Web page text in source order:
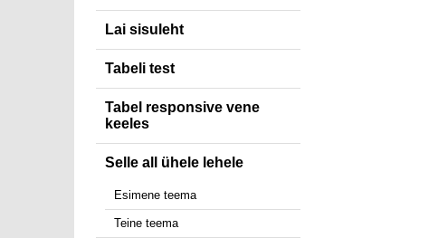
Lai sisuleht
Tabeli test
Tabel responsive vene
keeles
Selle all ühele lehele
Esimene teema
Teine teema